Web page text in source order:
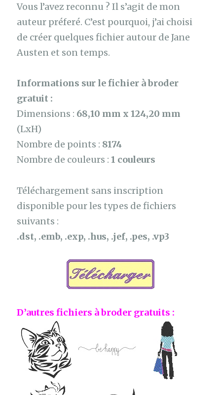
Vous l’avez reconnu ? Il s’agit de mon
auteur préferé. C’est pourquoi, j’ai choisi
de créer quelques fichier autour de Jane
Austen et son temps.
Informations sur le fichier à broder
gratuit :
Dimensions : 68,10 mm x 124,20 mm
(LxH)
Nombre de points : 8174
Nombre de couleurs :1 couleurs
Téléchargement sans inscription
disponible pour les types de fichiers
suivants :
.dst, .emb, .exp, .hus, .jef, .pes, .vp3
D’autres fichiers à broder gratuits :